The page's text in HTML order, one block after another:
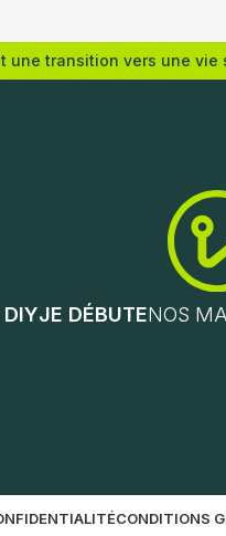
une transition vers une
DIYJE DÉBUTENOS
CONDITIONS